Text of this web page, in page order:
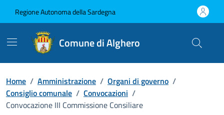
Regione Autonoma della Sardegna
Comune di Alghero
Home / Amministrazione / Organi di governo /
Consiglio comunale / Convocazioni /
Convocazione III Commissione Consiliare